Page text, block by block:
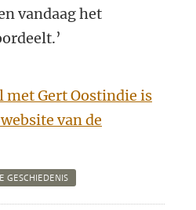
vandaag het
Gert Oostindie is
van de
GESCHIEDENIS